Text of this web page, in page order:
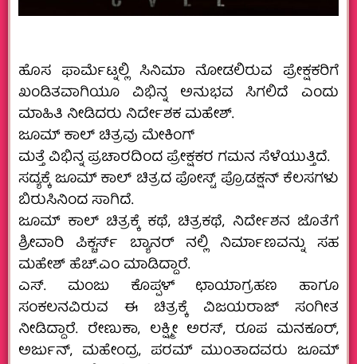
ಹೊಸ ಫಾರ್ಮೆಟ್ನಲ್ಲಿ ಸಿನಿಮಾ ನೋಡಲಿರುವ ಪ್ರೇಕ್ಷಕರಿಗೆ
ಖಂಡಿತವಾಗಿಯೂ ವಿಭಿನ್ನ ಅನುಭವ ಸಿಗಲಿದೆ ಎಂದು
ಮಾಹಿತಿ ನೀಡಿದರು ನಿರ್ದೇಶಕ ಮಹೇಶ್.
ಜೂಮ್ ಕಾಲ್ ಚಿತ್ರವು ಮೇಕಿಂಗ್
ಮತ್ತೆ ವಿಭಿನ್ನ ಪ್ರಚಾರದಿಂದ ಪ್ರೇಕ್ಷಕರ ಗಮನ ಸೆಳೆಯುತ್ತಿದೆ.
ಸದ್ಯಕ್ಕೆ ಜೂಮ್ ಕಾಲ್ ಚಿತ್ರದ ಪೋಸ್ಟ್ ಪ್ರೊಡಕ್ಷನ್ ಕೆಲಸಗಳು
ಬಿರುಸಿನಿಂದ ಸಾಗಿದೆ.
ಜೂಮ್ ಕಾಲ್ ಚಿತ್ರಕ್ಕೆ ಕಥೆ, ಚಿತ್ರಕಥೆ, ನಿರ್ದೇಶನ ಜೊತೆಗೆ
ಶ್ರೀವಾರಿ ಪಿಕ್ಚರ್ಸ್ ಬ್ಯಾನರ್ ನಲ್ಲಿ ನಿರ್ಮಾಣವನ್ನು ಸಹ
ಮಹೇಶ್ ಹೆಚ್.ಎಂ ಮಾಡಿದ್ದಾರೆ.
ಎಸ್. ಮಂಜು ಕೊಪ್ಪಳ್ ಛಾಯಾಗ್ರಹಣ ಹಾಗೂ
ಸಂಕಲನವಿರುವ ಈ ಚಿತ್ರಕ್ಕೆ ವಿಜಯರಾಜ್ ಸಂಗೀತ
ನೀಡಿದ್ದಾರೆ. ರೇಣುಕಾ, ಲಕ್ಷ್ಮೀ ಅರಸ್, ರೂಪ ಮನಕೂರ್,
ಅರ್ಜುನ್, ಮಹೇಂದ್ರ, ಪರಮ್ ಮುಂತಾದವರು ಜೂಮ್